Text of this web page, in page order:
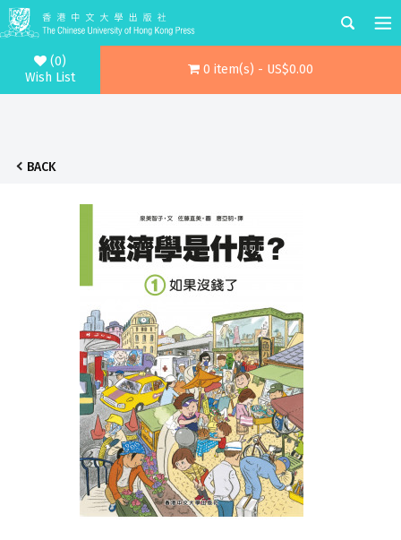
(0)
Wish List
0 item(s) - US$0.00
BACK